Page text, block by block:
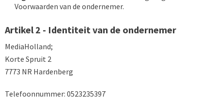
Voorwaarden van de ondernemer.
Artikel 2 - Identiteit van de ondernemer
MediaHolland;
Korte Spruit 2
7773 NR Hardenberg
Telefoonnummer: 0523235397